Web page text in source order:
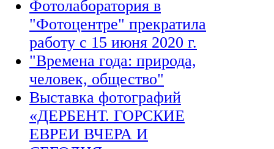
Фотолаборатория в
"Фотоцентре" прекратила
работу с 15 июня 2020 г.
"Времена года: природа,
человек, общество"
Выставка фотографий
«ДЕРБЕНТ. ГОРСКИЕ
ЕВРЕИ ВЧЕРА И